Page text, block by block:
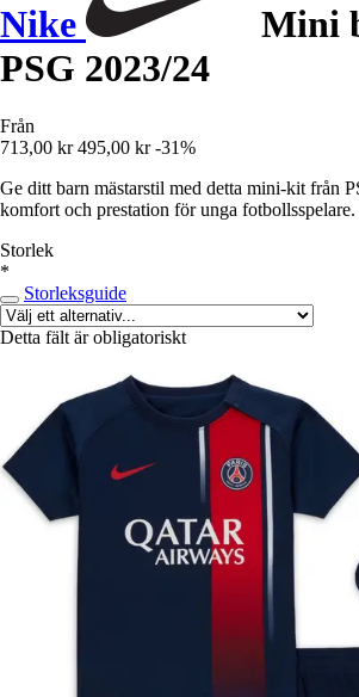
Nike
Mini
PSG 2023/24
Från
713,00 kr 495,00 kr -31%
Ge ditt barn mästarstil med detta mini-kit från
komfort och prestation för unga fotbollsspelare.
Storlek
*
Storleksguide
Detta fält är obligatoriskt